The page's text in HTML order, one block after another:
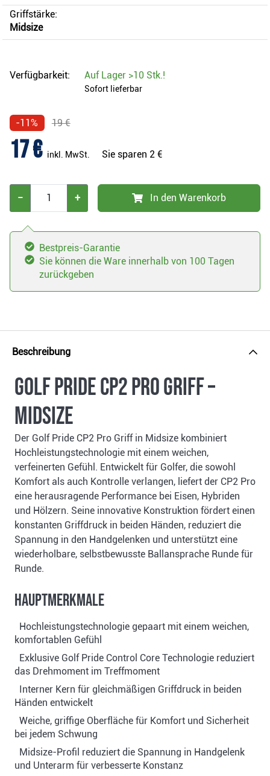
Griffstärke:
Midsize
Verfügbarkeit: Auf Lager >10 Stk.!
Sofort lieferbar
-11% 19 €
17 € inkl. MwSt. Sie sparen 2 €
− + In den Warenkorb
Bestpreis-Garantie
Sie können die Ware innerhalb von 100 Tagen
zurückgeben
Beschreibung
Golf Pride CP2 Pro Griff –
Midsize
Der Golf Pride CP2 Pro Griff in Midsize kombiniert
Hochleistungstechnologie mit einem weichen,
verfeinerten Gefühl. Entwickelt für Golfer, die sowohl
Komfort als auch Kontrolle verlangen, liefert der CP2 Pro
eine herausragende Performance bei Eisen, Hybriden
und Hölzern. Seine innovative Konstruktion fördert einen
konstanten Griffdruck in beiden Händen, reduziert die
Spannung in den Handgelenken und unterstützt eine
wiederholbare, selbstbewusste Ballansprache Runde für
Runde.
Hauptmerkmale
Hochleistungstechnologie gepaart mit einem weichen,
komfortablen Gefühl
Exklusive Golf Pride Control Core Technologie reduziert
das Drehmoment im Treffmoment
Interner Kern für gleichmäßigen Griffdruck in beiden
Händen entwickelt
Weiche, griffige Oberfläche für Komfort und Sicherheit
bei jedem Schwung
Midsize-Profil reduziert die Spannung in Handgelenk
und Unterarm für verbesserte Konstanz